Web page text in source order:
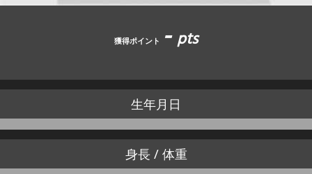
獲得ポイント -pts
生年月日
身長 / 体重